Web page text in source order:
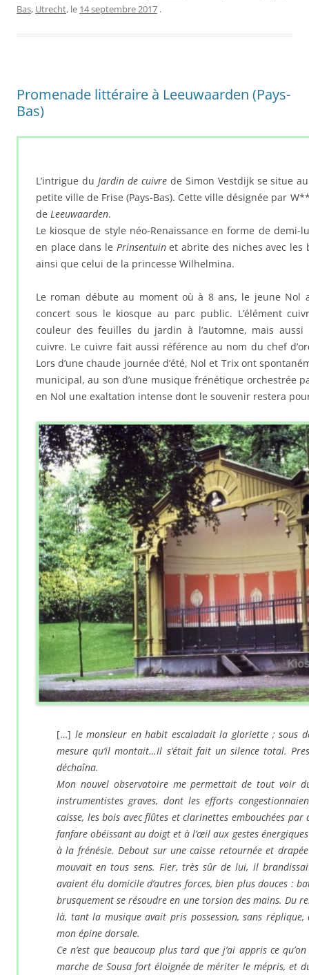
Bas, Utrecht, le 14 septembre 2017 .
Promenade littéraire à Leeuwaarden (Pays-
Bas)
L’intrigue du Jardin de cuivrede Simon Vestdijk se situe
petite ville de Frise (Pays-Bas). Cette ville désignée par
de Leeuwaarden.
Le kiosque de style néo-Renaissance en forme de
en place dans le Prinsentuinet abrite des niches avec les
ainsi que celui de la princesse Wilhelmina.
Le roman débute au moment où à 8 ans, le jeune Nol
concert sous le kiosque au parc public. L’élément
couleur des feuilles du jardin à l’automne, mais
cuivre. Le cuivre fait aussi référence au nom du chef
Lors d’une chaude journée d’été, Nol et Trix ont
municipal, au son d’une musique frénétique orchestrée
en Nol une exaltation intense dont le souvenir restera
[…] le monsieur en habit escaladait la gloriette ; sous
mesure qu’il montait…Il s’était fait un silence total.
déchaîna.
Mon nouvel observatoire me permettait de tout voir
instrumentistes graves, dont les efforts
caisse, les bois avec flûtes et clarinettes embouchées
fanfare obéissant au doigt et à l’œil aux gestes
à la frénésie. Debout sur une caisse retournée et
mouvait en tous sens. Fier, très sûr de lui, il
avaient élu domicile d’autres forces, bien plus douces :
brusquement se résoudre en une torsion des mains. Du
là, tant la musique avait pris possession, sans réplique,
mon épine dorsale.
Ce n’est que beaucoup plus tard que j’ai appris ce
marche de Sousa fort éloignée de mériter le mépris, et